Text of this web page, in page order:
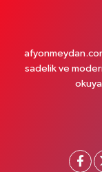
sadelik ve